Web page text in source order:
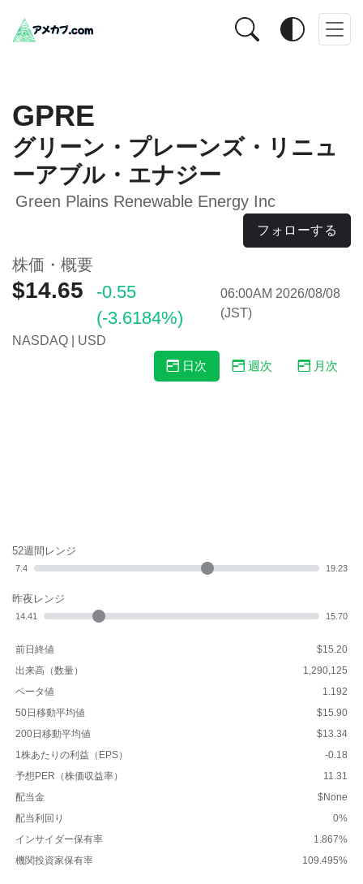
GPRE
グリーン・プレーンズ・リニュ
ーアブル・エナジー
Green Plains Renewable Energy Inc
フォローする
株価・概要
$14.65
-0.55
(-3.6184%)
06:00AM 2026/08/08
(JST)
NASDAQ | USD
日次
週次 月次
52週間レンジ
7.4 19.23
昨夜レンジ
14.41 15.70
前日終値
$15.20
出来高（数量）
1,290,125
ベータ値
1.192
50日移動平均値
$15.90
200日移動平均値
$13.34
1株あたりの利益（EPS）
-0.18
予想PER（株価収益率）
11.31
配当金
$None
配当利回り
0%
インサイダー保有率
1.867%
機関投資家保有率
109.495%